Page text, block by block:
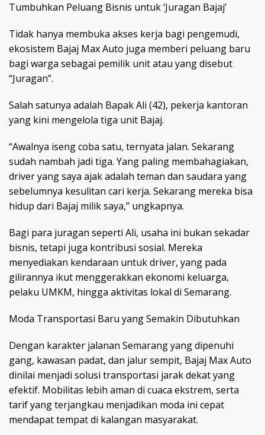
Tumbuhkan Peluang Bisnis untuk ‘Juragan Bajaj’
Tidak hanya membuka akses kerja bagi pengemudi,
ekosistem Bajaj Max Auto juga memberi peluang baru
bagi warga sebagai pemilik unit atau yang disebut
“Juragan”.
Salah satunya adalah Bapak Ali (42), pekerja kantoran
yang kini mengelola tiga unit Bajaj.
“Awalnya iseng coba satu, ternyata jalan. Sekarang
sudah nambah jadi tiga. Yang paling membahagiakan,
driver yang saya ajak adalah teman dan saudara yang
sebelumnya kesulitan cari kerja. Sekarang mereka bisa
hidup dari Bajaj milik saya,” ungkapnya.
Bagi para juragan seperti Ali, usaha ini bukan sekadar
bisnis, tetapi juga kontribusi sosial. Mereka
menyediakan kendaraan untuk driver, yang pada
gilirannya ikut menggerakkan ekonomi keluarga,
pelaku UMKM, hingga aktivitas lokal di Semarang.
Moda Transportasi Baru yang Semakin Dibutuhkan
Dengan karakter jalanan Semarang yang dipenuhi
gang, kawasan padat, dan jalur sempit, Bajaj Max Auto
dinilai menjadi solusi transportasi jarak dekat yang
efektif. Mobilitas lebih aman di cuaca ekstrem, serta
tarif yang terjangkau menjadikan moda ini cepat
mendapat tempat di kalangan masyarakat.